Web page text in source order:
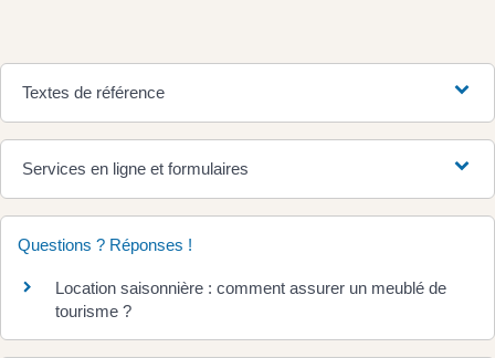
Textes de référence
Services en ligne et formulaires
Questions ? Réponses !
Location saisonnière : comment assurer un meublé de
tourisme ?